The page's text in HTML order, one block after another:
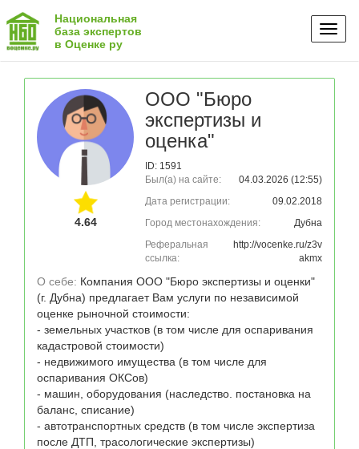
Национальная
база экспертов
в Оценке ру
4.64
ООО "Бюро
экспертизы и
оценка"
ID: 1591
Был(а) на сайте:
04.03.2026 (12:55)
Дата регистрации:
09.02.2018
Город местонахождения:
Дубна
Реферальная
ссылка:
http://vocenke.ru/z3v
akmx
О себе: Компания ООО "Бюро экспертизы и оценки"
(г. Дубна) предлагает Вам услуги по независимой
оценке рыночной стоимости:
- земельных участков (в том числе для оспаривания
кадастровой стоимости)
- недвижимого имущества (в том числе для
оспаривания ОКСов)
- машин, оборудования (наследство. постановка на
баланс, списание)
- автотранспортных средств (в том числе экспертиза
после ДТП, трасологические экспертизы)